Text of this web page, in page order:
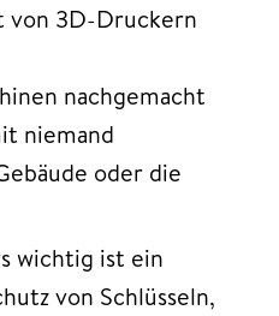
von 3D-Druckern
nachgemacht
niemand
oder die
wichtig ist ein
von Schlüsseln,